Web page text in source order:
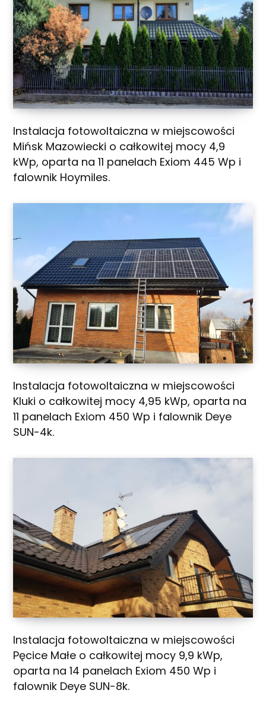
Instalacja fotowoltaiczna w miejscowości
Mińsk Mazowiecki o całkowitej mocy 4,9
kWp, oparta na 11 panelach Exiom 445 Wp i
falownik Hoymiles.
Instalacja fotowoltaiczna w miejscowości
Kluki o całkowitej mocy 4,95 kWp, oparta na
11 panelach Exiom 450 Wp i falownik Deye
SUN-4k.
Instalacja fotowoltaiczna w miejscowości
Pęcice Małe o całkowitej mocy 9,9 kWp,
oparta na 14 panelach Exiom 450 Wp i
falownik Deye SUN-8k.